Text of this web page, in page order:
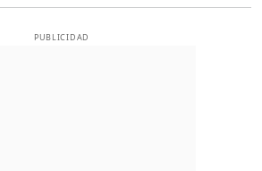
PUBLICIDAD